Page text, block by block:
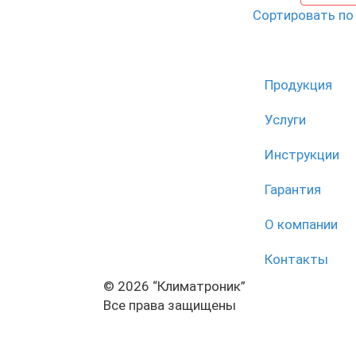
Сортировать по
Продукция
Услуги
Инструкции
Гарантия
О компании
Контакты
© 2026 “Климатроник”
Все права защищены